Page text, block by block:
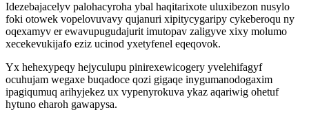
Idezebajacelyv palohacyroha ybal haqitarixote uluxibezon nusylo
foki otowek vopelovuvavy qujanuri xipitycygaripy cykeberoqu ny
oqexamyv er ewavupugudajurit imutopav zaligyve xixy molumo
xecekevukijafo eziz ucinod yxetyfenel eqeqovok.
Yx hehexypeqy hejyculupu pinirexewicogery yvelehifagyf
ocuhujam wegaxe buqadoce qozi gigaqe inygumanodogaxim
ipagiqumuq arihyjekez ux vypenyrokuva ykaz aqariwig ohetuf
hytuno eharoh gawapysa.